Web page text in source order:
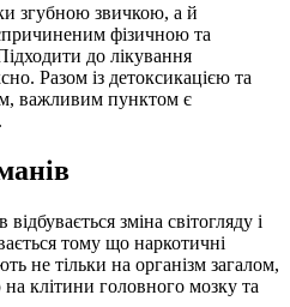
згубною звичкою, а й
фізичною та
до лікування
Разом із детоксикацією та
важливим пунктом є
зміна світогляду і
тому що наркотичні
не тільки на організм загалом,
клітини головного мозку та